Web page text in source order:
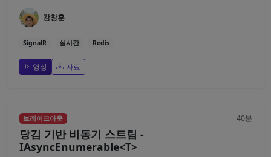
강창훈
SignalR 실시간 Redis
영상 자료
브레이크아웃 40분
당김 기반 비동기 스트림 -
IAsyncEnumerable<T>